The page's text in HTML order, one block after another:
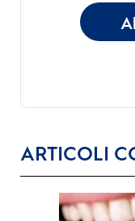
ARTICOLI